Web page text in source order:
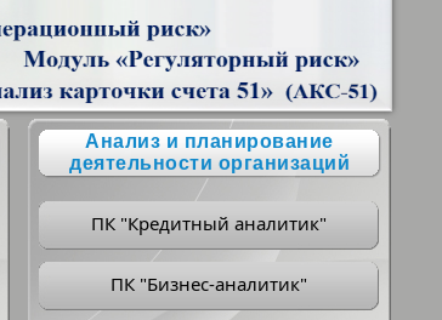
Анализ и планирование
деятельности организаций
ПК "Кредитный аналитик"
ПК "Бизнес-аналитик"